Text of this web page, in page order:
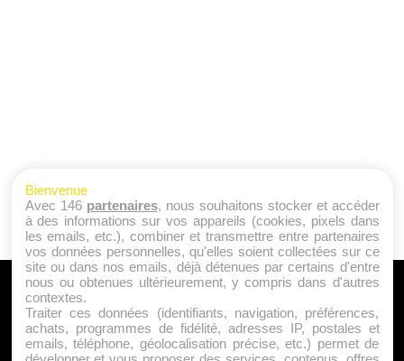
A PROPOS
Qui sommes nous ?
Mentions Légales
Bienvenue
Avec 146 partenaires, nous souhaitons stocker et accéder
à des informations sur vos appareils (cookies, pixels dans
les emails, etc.), combiner et transmettre entre partenaires
vos données personnelles, qu'elles soient collectées sur ce
site ou dans nos emails, déjà détenues par certains d'entre
nous ou obtenues ultérieurement, y compris dans d'autres
contextes.
Traiter ces données (identifiants, navigation, préférences,
achats, programmes de fidélité, adresses IP, postales et
emails, téléphone, géolocalisation précise, etc.) permet de